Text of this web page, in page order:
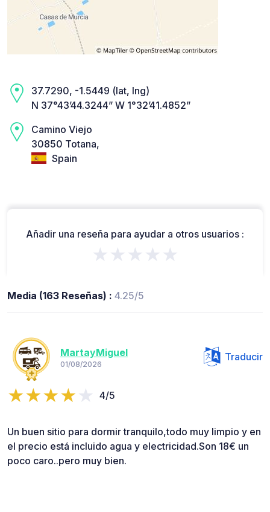
37.7290, -1.5449 (lat, lng)
N 37°43’44.3244” W 1°32’41.4852”
Camino Viejo
30850 Totana,
Spain
Añadir una reseña para ayudar a otros usuarios :
★★★★★
Media (163 Reseñas) : 4.25/5
MartayMiguel
01/08/2026
Traducir
4/5
Un buen sitio para dormir tranquilo,todo muy limpio y en
el precio está incluido agua y electricidad.Son 18€ un
poco caro..pero muy bien.